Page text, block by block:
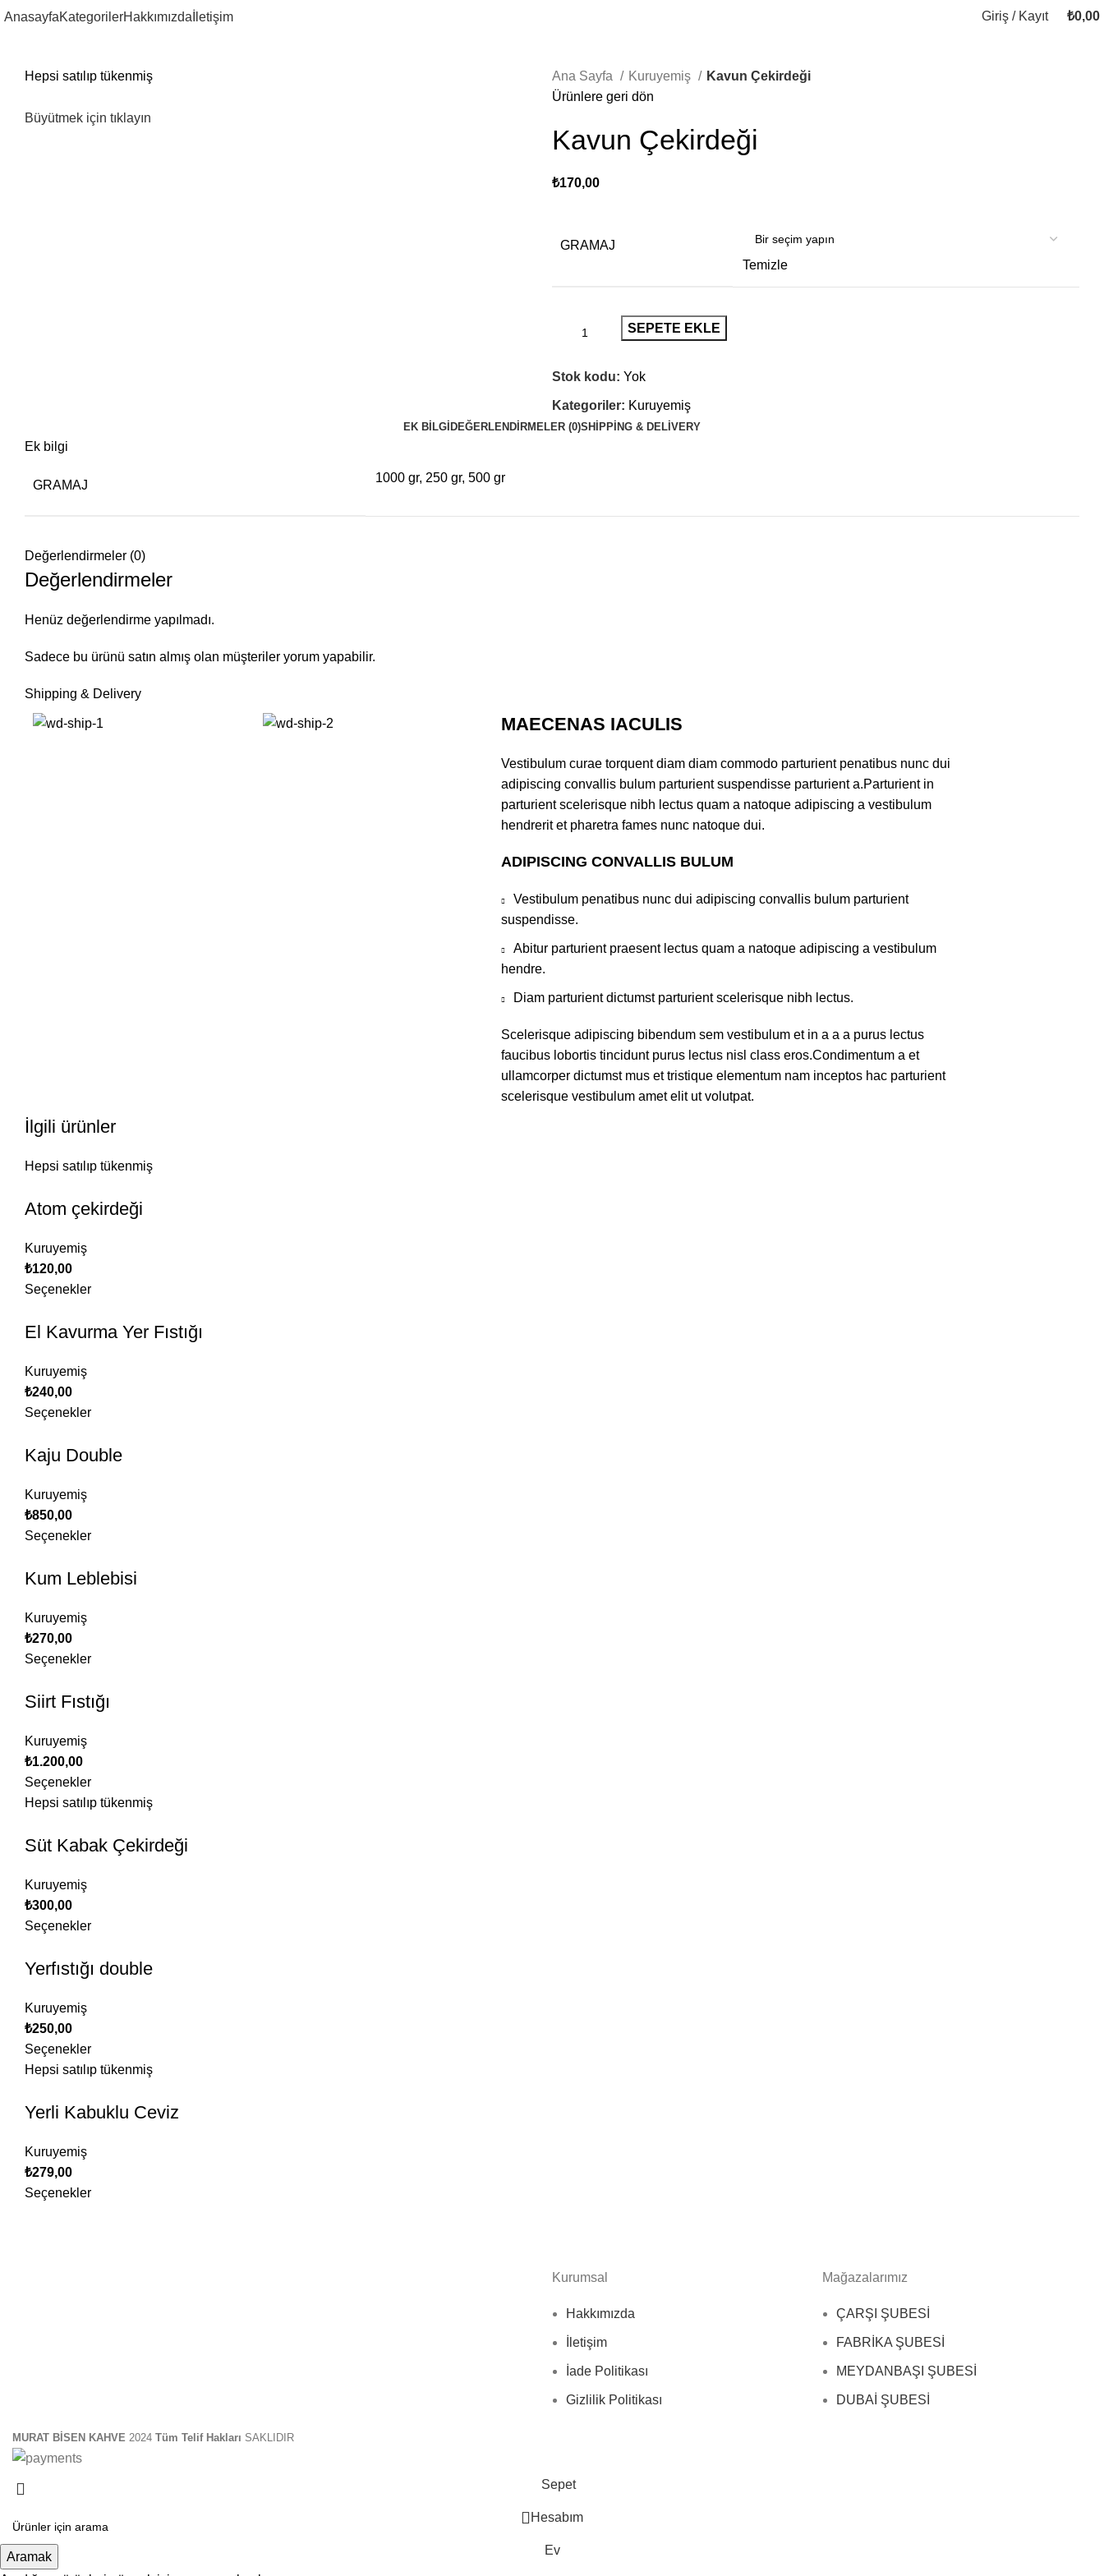
AnasayfaKategorilerHakkımızda İletişim Giriş / Kayıt ₺0,00
Hepsi satılıp tükenmiş
Büyütmek için tıklayın
Ana Sayfa Kuruyemiş
Kavun Çekirdeği
Ürünlere geri dön
Kavun Çekirdeği
₺170,00
GRAMAJ
Temizle
SEPETE EKLE
Stok kodu: Yok
Kategoriler: Kuruyemiş
EK BILGI DEĞERLENDIRMELER (0)SHIPPING & DELIVERY
Ek bilgi
GRAMAJ
1000 gr, 250 gr, 500 gr
Değerlendirmeler (0)
Değerlendirmeler
Henüz değerlendirme yapılmadı.
Sadece bu ürünü satın almış olan müşteriler yorum yapabilir.
Shipping & Delivery
MAECENAS IACULIS
Vestibulum curae torquent diam diam commodo parturient penatibus nunc dui
adipiscing convallis bulum parturient suspendisse parturient a.Parturient in
parturient scelerisque nibh lectus quam a natoque adipiscing a vestibulum
hendrerit et pharetra fames nunc natoque dui.
ADIPISCING CONVALLIS BULUM
Vestibulum penatibus nunc dui adipiscing convallis bulum parturient
suspendisse.
Abitur parturient praesent lectus quam a natoque adipiscing a vestibulum
hendre.
Diam parturient dictumst parturient scelerisque nibh lectus.
Scelerisque adipiscing bibendum sem vestibulum et in a a a purus lectus
faucibus lobortis tincidunt purus lectus nisl class eros.Condimentum a et
ullamcorper dictumst mus et tristique elementum nam inceptos hac parturient
scelerisque vestibulum amet elit ut volutpat.
İlgili ürünler
Hepsi satılıp tükenmiş
Atom çekirdeği
Kuruyemiş
₺120,00
Seçenekler
El Kavurma Yer Fıstığı
Kuruyemiş
₺240,00
Seçenekler
Kaju Double
Kuruyemiş
₺850,00
Seçenekler
Kum Leblebisi
Kuruyemiş
₺270,00
Seçenekler
Siirt Fıstığı
Kuruyemiş
₺1.200,00
Seçenekler
Hepsi satılıp tükenmiş
Süt Kabak Çekirdeği
Kuruyemiş
₺300,00
Seçenekler
Yerfıstığı double
Kuruyemiş
₺250,00
Seçenekler
Hepsi satılıp tükenmiş
Yerli Kabuklu Ceviz
Kuruyemiş
₺279,00
Seçenekler
Kurumsal
Hakkımızda
İletişim
İade Politikası
Gizlilik Politikası
Mağazalarımız
ÇARŞI ŞUBESİ
FABRİKA ŞUBESİ
MEYDANBAŞI ŞUBESİ
DUBAİ ŞUBESİ
MURAT BİSEN KAHVE 2024 Tüm Telif Hakları SAKLIDIR
Aramak
Sepet
Hesabım
Ev